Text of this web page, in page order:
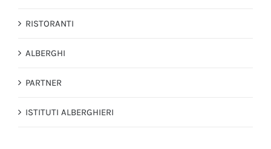
RISTORANTI
ALBERGHI
PARTNER
ISTITUTI ALBERGHIERI